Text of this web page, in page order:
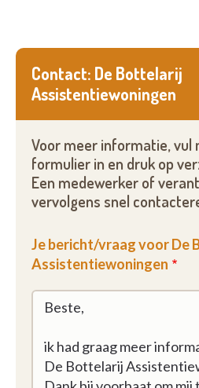
Contact: De Bottelarij
Assistentiewoningen
Voor meer informatie, vul
formulier in en druk op
Een medewerker of
vervolgens snel
Je bericht/vraag voor De
Assistentiewoningen